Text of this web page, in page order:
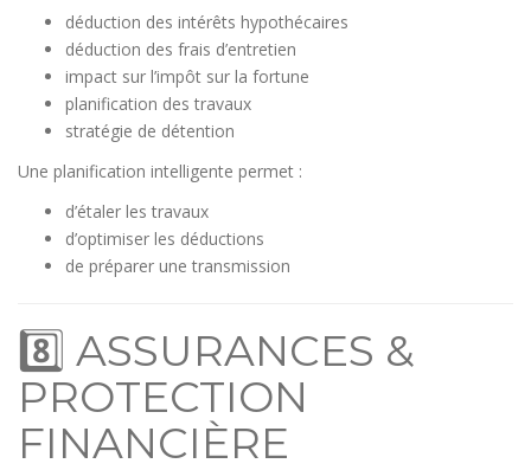
déduction des intérêts hypothécaires
déduction des frais d’entretien
impact sur l’impôt sur la fortune
planification des travaux
stratégie de détention
Une planification intelligente permet :
d’étaler les travaux
d’optimiser les déductions
de préparer une transmission
8️⃣ ASSURANCES &
PROTECTION
FINANCIÈRE